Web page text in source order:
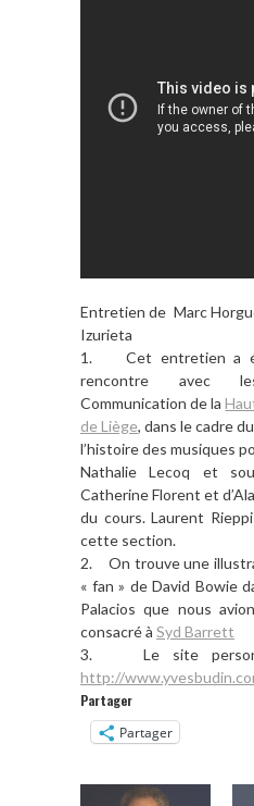
Entretien de Marc
Izurieta
1. Cet entretien a
rencontre avec
Communication de la
de Liège, dans le cadre
l’histoire des musiques
Nathalie Lecoq et
Catherine Florent et
du cours. Laurent
cette section.
2. On trouve une
« fan » de David Bowie
Palacios que nous
consacré à Syd Barrett
3. Le site
http://
Partager
Partager